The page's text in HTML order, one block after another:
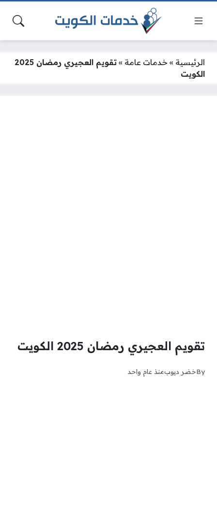
الرئيسية » خدمات عامة »
تقويم العجيري رمضان 2025
الكويت
تقويم العجيري رمضان 2025 الكويت
Byخضر ديوبمنذ عام واحد